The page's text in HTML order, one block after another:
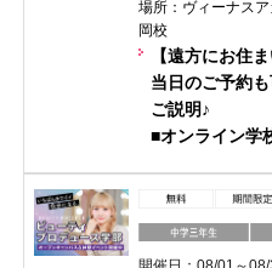
場所：ヴィーナス
岡校
【遠方にお住
当日のご予約
ご説明♪
■オンライン学